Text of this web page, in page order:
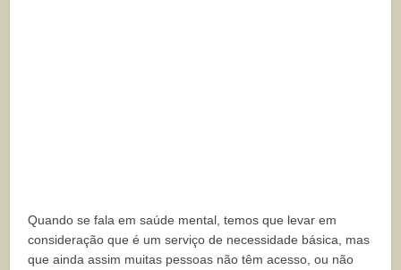
Quando se fala em saúde mental, temos que levar em
consideração que é um serviço de necessidade básica, mas
que ainda assim muitas pessoas não têm acesso, ou não